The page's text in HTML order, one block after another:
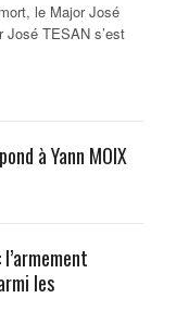
le Major José
José TESAN s’est
à Yann MOIX
les